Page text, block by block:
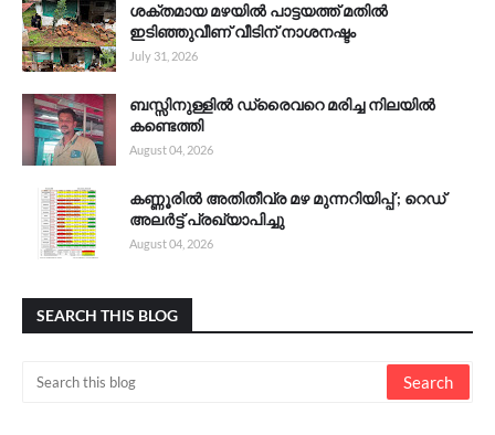
ശക്തമായ മഴയിൽ പാട്ടയത്ത് മതിൽ
ഇടിഞ്ഞുവീണ് വീടിന് നാശനഷ്ടം
July 31, 2026
ബസ്സിനുള്ളിൽ ഡ്രൈവറെ മരിച്ച നിലയിൽ
കണ്ടെത്തി
August 04, 2026
കണ്ണൂരിൽ അതിതീവ്ര മഴ മുന്നറിയിപ്പ് ; റെഡ്
അലർട്ട് പ്രഖ്യാപിച്ചു
August 04, 2026
SEARCH THIS BLOG